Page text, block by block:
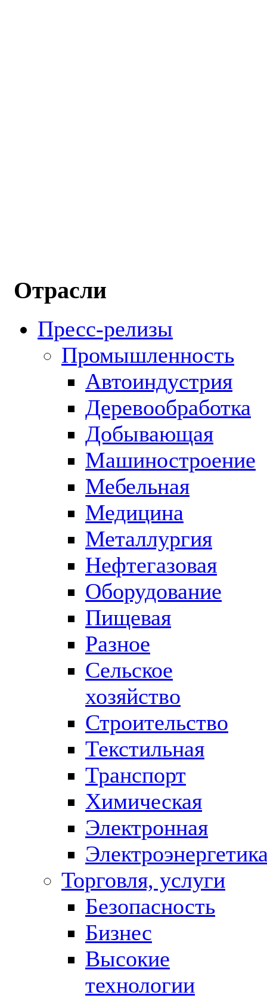
Отрасли
Пресс-релизы
Промышленность
Автоиндустрия
Деревообработка
Добывающая
Машиностроение
Мебельная
Медицина
Металлургия
Нефтегазовая
Оборудование
Пищевая
Разное
Сельское
хозяйство
Строительство
Текстильная
Транспорт
Химическая
Электронная
Торговля, услуги
Безопасность
Бизнес
Высокие
технологии